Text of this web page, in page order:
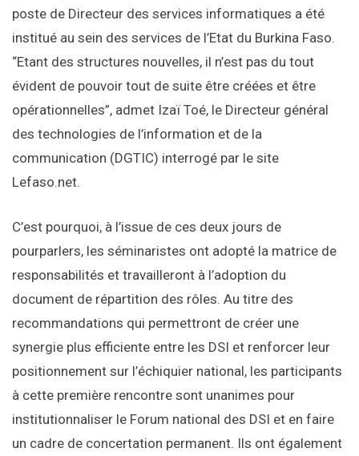
poste de Directeur des services informatiques a été
institué au sein des services de l’Etat du Burkina Faso.
“Etant des structures nouvelles, il n’est pas du tout
évident de pouvoir tout de suite être créées et être
opérationnelles”, admet Izaï Toé, le Directeur général
des technologies de l’information et de la
communication (DGTIC) interrogé par le site
Lefaso.net.
C’est pourquoi, à l’issue de ces deux jours de
pourparlers, les séminaristes ont adopté la matrice de
responsabilités et travailleront à l’adoption du
document de répartition des rôles. Au titre des
recommandations qui permettront de créer une
synergie plus efficiente entre les DSI et renforcer leur
positionnement sur l’échiquier national, les participants
à cette première rencontre sont unanimes pour
institutionnaliser le Forum national des DSI et en faire
un cadre de concertation permanent. Ils ont également